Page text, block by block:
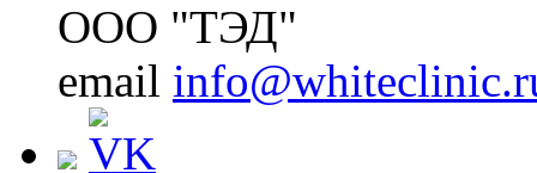
ООО "ТЭД"
email